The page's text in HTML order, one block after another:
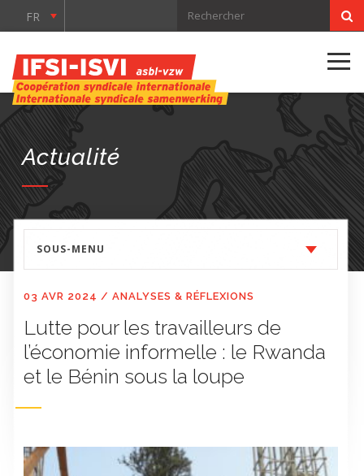
FR
Actualité
SOUS-MENU
03 AVR 2024 / ANALYSES & RÉFLEXIONS
Lutte pour les travailleurs de
l’économie informelle : le Rwanda
et le Bénin sous la loupe